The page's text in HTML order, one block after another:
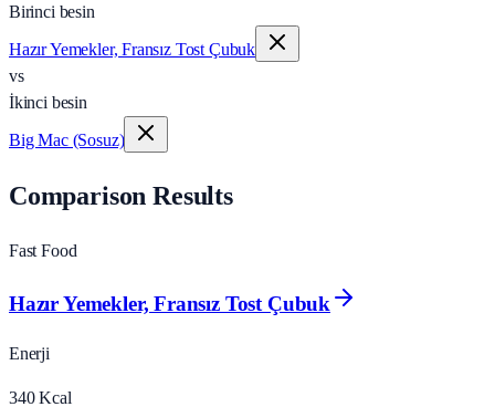
Birinci besin
Hazır Yemekler, Fransız Tost Çubuk
vs
İkinci besin
Big Mac (Sosuz)
Comparison Results
Fast Food
Hazır Yemekler, Fransız Tost Çubuk
Enerji
340 Kcal